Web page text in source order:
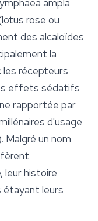
ampla
rose ou
des alcaloïdes
la
récepteurs
effets sédatifs
rapportée par
d'usage
un nom
leur histoire
étayant leurs